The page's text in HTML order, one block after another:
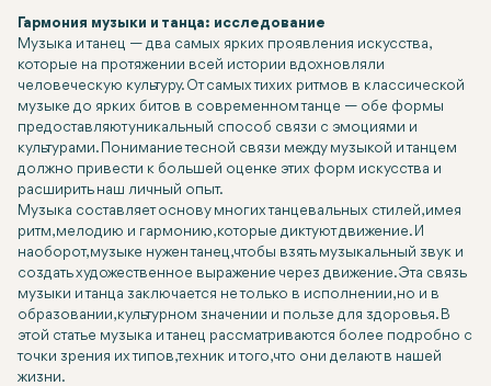
Гармония музыки и танца: исследование
Музыка и танец — два самых ярких проявления искусства,
которые на протяжении всей истории вдохновляли
человеческую культуру. От самых тихих ритмов в классической
музыке до ярких битов в современном танце — обе формы
предоставляют уникальный способ связи с эмоциями и
культурами. Понимание тесной связи между музыкой и танцем
должно привести к большей оценке этих форм искусства и
расширить наш личный опыт.
Музыка составляет основу многих танцевальных стилей, имея
ритм, мелодию и гармонию, которые диктуют движение. И
наоборот, музыке нужен танец, чтобы взять музыкальный звук и
создать художественное выражение через движение. Эта связь
музыки и танца заключается не только в исполнении, но и в
образовании, культурном значении и пользе для здоровья. В
этой статье музыка и танец рассматриваются более подробно с
точки зрения их типов, техник и того, что они делают в нашей
жизни.